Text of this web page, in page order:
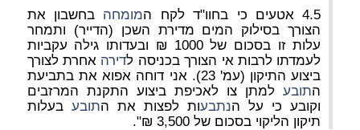
4.5 אטעים כי בחוו"ד לקח ה
מומחה בחשבון את
הצורך בסילוק המים מדירת השכן (הדייר) ותמחר
עלות זו בסכום של 1000 ₪ ובעדותו גילה עקביות
לעמדתו לרבות אי הצורך בכניסה לדירה אחרת לצורך
ביצוע התיקון (עמ' 23). אני דוחה אפוא את בתביעת
התובעלמתן צו לאכיפת ביצוע התקנת המרזבים
וקובע כי על הנתבעות לפצות את התובע בעלות
תיקון הליקוי בסכום של 3,500 ₪".